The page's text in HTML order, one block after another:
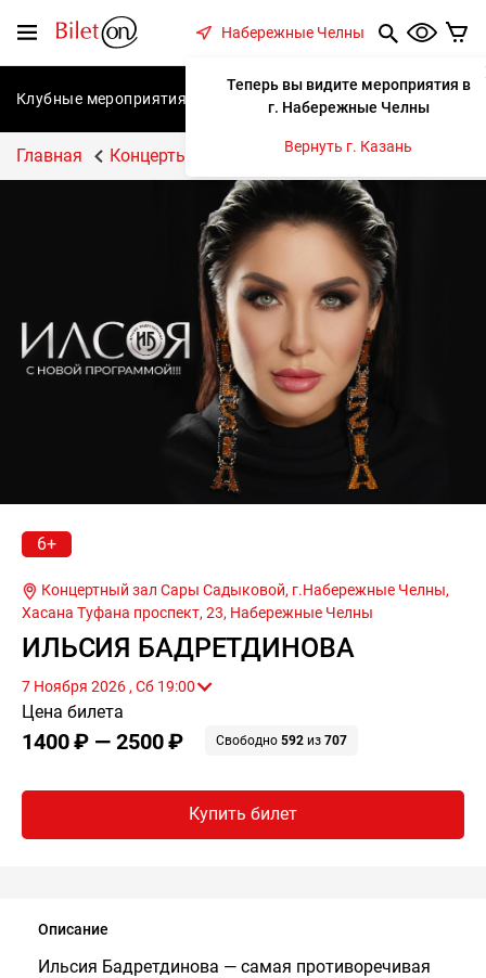
Меню
Набережные Челны
Теперь вы видите мероприятия в
г. Набережные Челны
Вернуть г. Казань
Клубные мероприятия Концерты Спектакли
Главная Концерты ИЛЬСИЯ БАДРЕТДИНОВА
6+
Хасана Туфана проспект, 23, Набережные Челны
ИЛЬСИЯ БАДРЕТДИНОВА
7 Ноября 2026 , Сб 19:00
Цена билета
1400 ₽ — 2500 ₽ Свободно592 из707
Купить билет
Описание
Ильсия Бадретдинова — самая противоречивая